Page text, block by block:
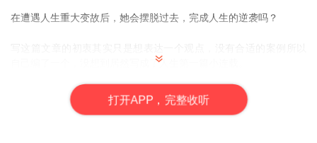
在遭遇人生重大变故后，她会摆脱过去，完成人生的逆袭吗？
自己编了一个，没想到居然写成了人生第一篇小连载。
容易，在生活本来的基础上稍添姿色已实属不易，就让它平凡而又
打开APP，完整收听